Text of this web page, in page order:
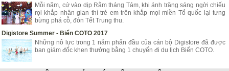
Mỗi năm, cứ vào dịp Rằm tháng Tám, khi ánh trăng sáng ngời chiếu
rọi khắp nhân gian thì trẻ em trên khắp mọi miền Tổ quốc lại tưng
bừng phá cỗ, đón Tết Trung thu.
Digistore Summer - Biển COTO 2017
Những nỗ lực trong 1 năm phấn đầu của cán bộ Digistore đã được
ban giám đốc khen thưởng bằng 1 chuyến đi du lịch Biển COTO.